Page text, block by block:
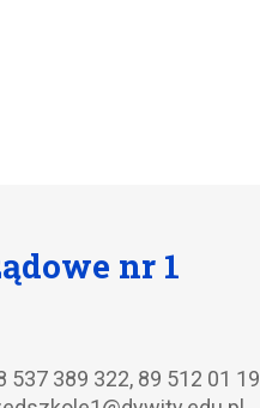
nr 1
537 389 322, 89 512 01 19